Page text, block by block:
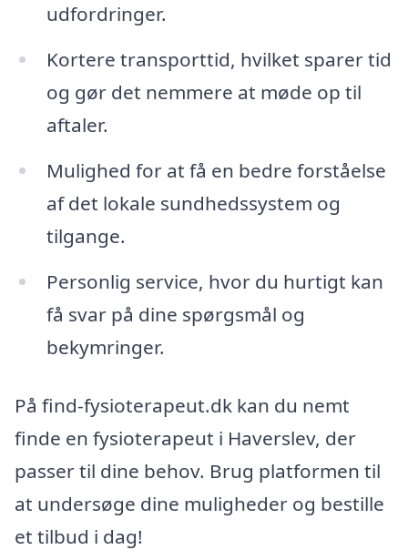
udfordringer.
Kortere transporttid, hvilket sparer tid
og gør det nemmere at møde op til
aftaler.
Mulighed for at få en bedre forståelse
af det lokale sundhedssystem og
tilgange.
Personlig service, hvor du hurtigt kan
få svar på dine spørgsmål og
bekymringer.
På find-fysioterapeut.dk kan du nemt
finde en fysioterapeut i Haverslev, der
passer til dine behov. Brug platformen til
at undersøge dine muligheder og bestille
et tilbud i dag!